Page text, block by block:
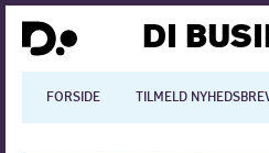
DI
FORSIDE TILMELD